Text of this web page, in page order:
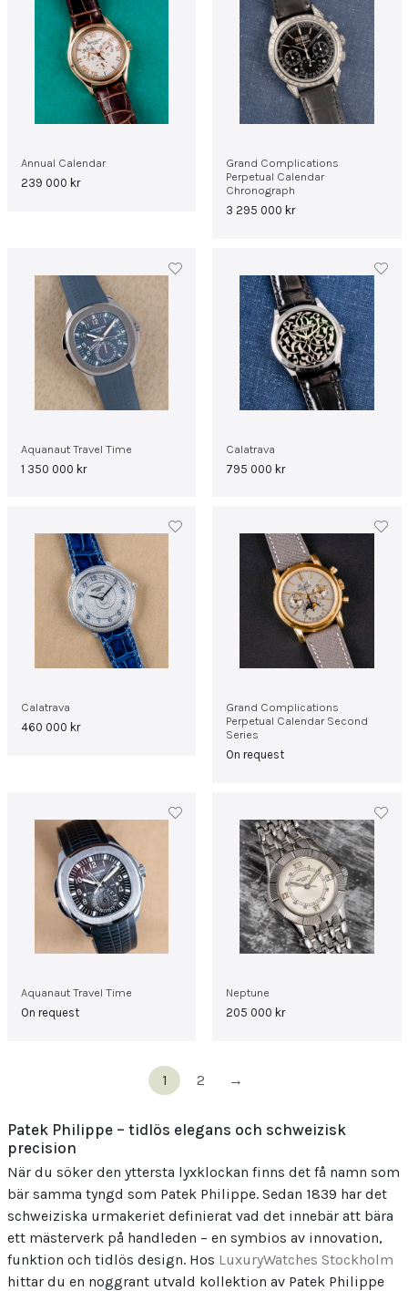
Annual Calendar
239 000 kr
Grand Complications
Perpetual Calendar
Chronograph
3 295 000 kr
Aquanaut Travel Time
1 350 000 kr
Calatrava
795 000 kr
Calatrava
460 000 kr
Grand Complications
Perpetual Calendar Second
Series
On request
Aquanaut Travel Time
On request
Neptune
205 000 kr
1 2 →
Patek Philippe – tidlös elegans och schweizisk
precision
När du söker den yttersta lyxklockan finns det få namn som
bär samma tyngd som Patek Philippe. Sedan 1839 har det
schweiziska urmakeriet definierat vad det innebär att bära
ett mästerverk på handleden – en symbios av innovation,
funktion och tidlös design. Hos LuxuryWatches Stockholm
hittar du en noggrant utvald kollektion av Patek Philippe